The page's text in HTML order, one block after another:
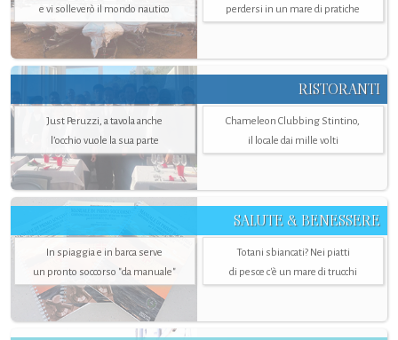
e vi solleverò il mondo nautico
perdersi in un mare di pratiche
RISTORANTI
Just Peruzzi, a tavola anche
l’occhio vuole la sua parte
Chameleon Clubbing Stintino,
il locale dai mille volti
SALUTE & BENESSERE
In spiaggia e in barca serve
un pronto soccorso "da manuale"
Totani sbiancati? Nei piatti
di pesce c'è un mare di trucchi